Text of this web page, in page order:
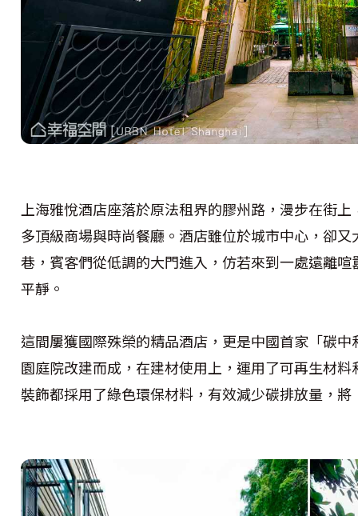
上海雅悅酒店座落於原法租界的膠州路，漫步在街
多頂級商場與時尚餐廳。酒店雖位於城市中心，卻
巷，賓客們從低調的大門進入，仿若來到一處遠離
平靜。
這間屢獲國際殊榮的精品酒店，更是中國首家「碳
園庭院改建而成，在建材使用上，運用了可再生材
裝飾都採用了綠色環保材料，有效減少碳排放量，